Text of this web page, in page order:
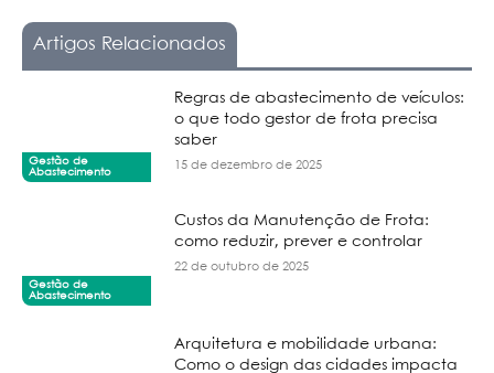
Artigos Relacionados
Gestão de
Abastecimento
Regras de abastecimento de veículos:
o que todo gestor de frota precisa
saber
15 de dezembro de 2025
Gestão de
Abastecimento
Custos da Manutenção de Frota:
como reduzir, prever e controlar
22 de outubro de 2025
Arquitetura e mobilidade urbana:
Como o design das cidades impacta